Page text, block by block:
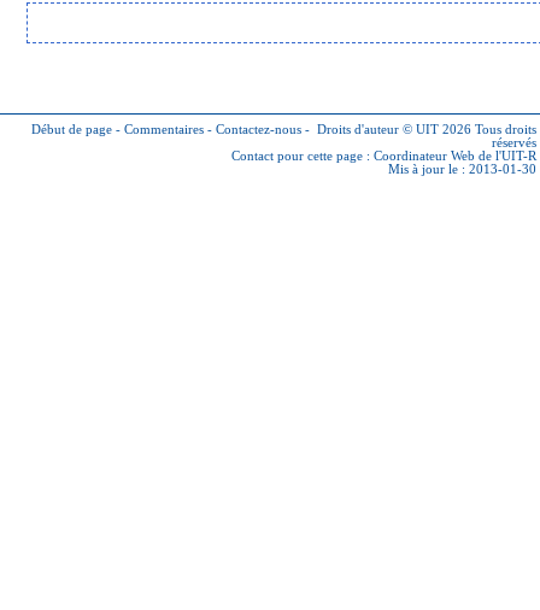
Début de page - Commentaires - Contactez-nous - Droits d'auteur © UIT 2026 Tous droits
réservés
Contact pour cette page : Coordinateur Web de l'UIT-R
Mis à jour le : 2013-01-30